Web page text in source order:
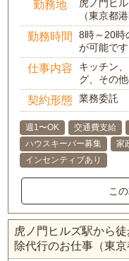
勤務地
虎ノ門ヒ
（東京都
勤務時間
8時～20時
が可能で
仕事内容
キッチン
グ、その
契約形態 業務委託
週1〜OK 交通費支給
ハウスキーパー募集
家
インセンティブあり
こ
虎ノ門ヒルズ駅から
除代行のお仕事（東京